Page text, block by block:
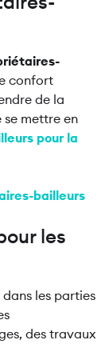
confort
de la
mettre en
pour la
bailleurs
les
les parties
des travaux